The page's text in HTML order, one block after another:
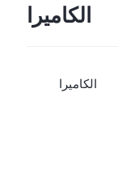
الكاميرا
الكاميرا